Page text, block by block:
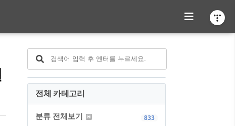
전체 카테고리
분류 전체보기 833